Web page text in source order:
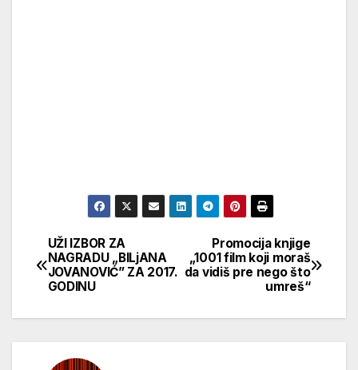
Кретање
чланка
Promocija knjige
„1001 film koji moraš
da vidiš pre nego što
umreš“
UŽI IZBOR ZA
NAGRADU „BILjANA
JOVANOVIĆ” ZA 2017.
GODINU